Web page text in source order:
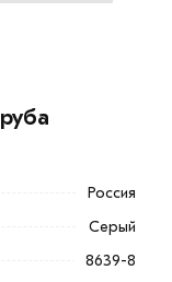
Россия
Серый
8639-8